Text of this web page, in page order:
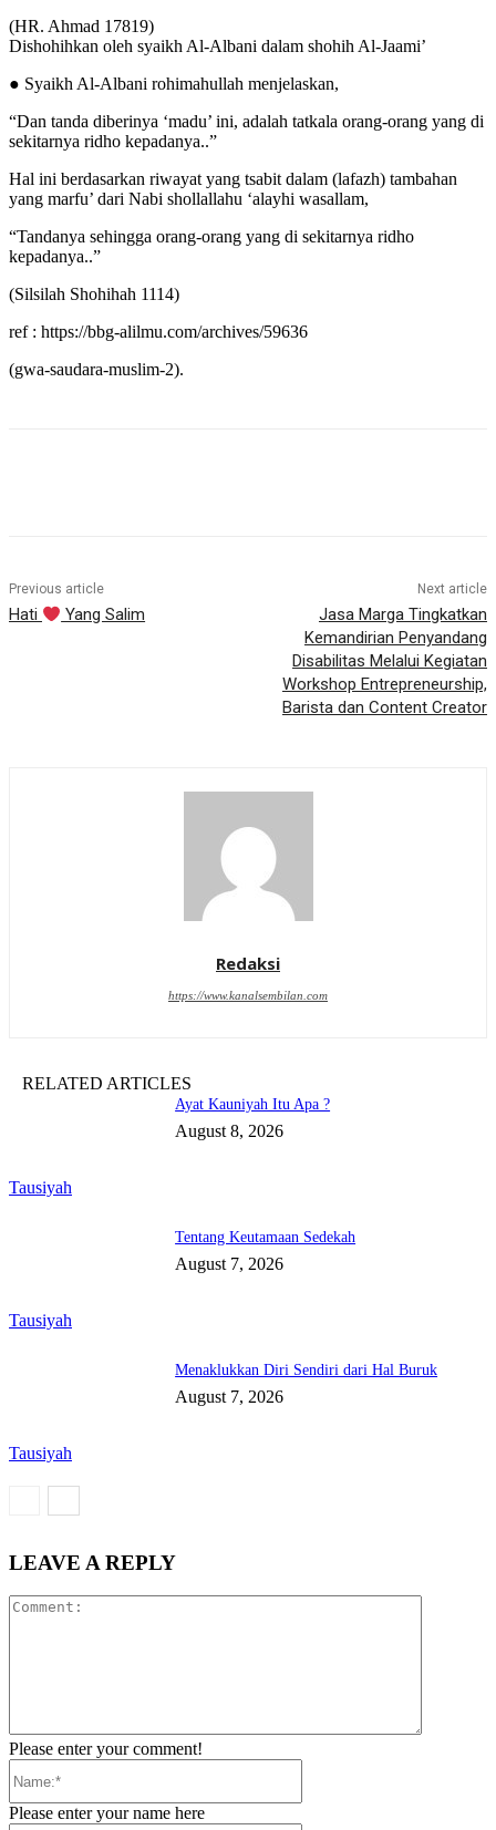
(HR. Ahmad 17819)
Dishohihkan oleh syaikh Al-Albani dalam shohih Al-Jaami’
● Syaikh Al-Albani rohimahullah menjelaskan,
“Dan tanda diberinya ‘madu’ ini, adalah tatkala orang-orang yang di
sekitarnya ridho kepadanya..”
Hal ini berdasarkan riwayat yang tsabit dalam (lafazh) tambahan
yang marfu’ dari Nabi shollallahu ‘alayhi wasallam,
“Tandanya sehingga orang-orang yang di sekitarnya ridho
kepadanya..”
(Silsilah Shohihah 1114)
ref : https://bbg-alilmu.com/archives/59636
(gwa-saudara-muslim-2).
Previous article
Hati Yang Salim
Next article
Jasa Marga Tingkatkan
Kemandirian Penyandang
Disabilitas Melalui Kegiatan
Workshop Entrepreneurship,
Barista dan Content Creator
Redaksi
https://www.kanalsembilan.com
RELATED ARTICLES
Tausiyah
Ayat Kauniyah Itu Apa ?
August 8, 2026
Tausiyah
Tentang Keutamaan Sedekah
August 7, 2026
Tausiyah
Menaklukkan Diri Sendiri dari Hal Buruk
August 7, 2026
LEAVE A REPLY
Please enter your comment!
Please enter your name here